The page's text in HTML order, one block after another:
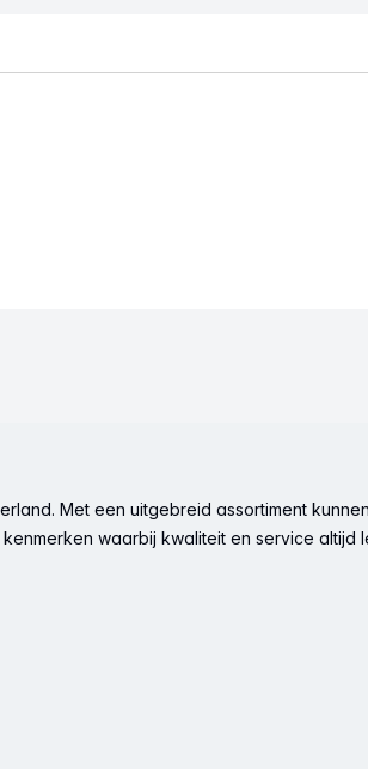
Met een uitgebreid assortiment
waarbij kwaliteit en service altijd